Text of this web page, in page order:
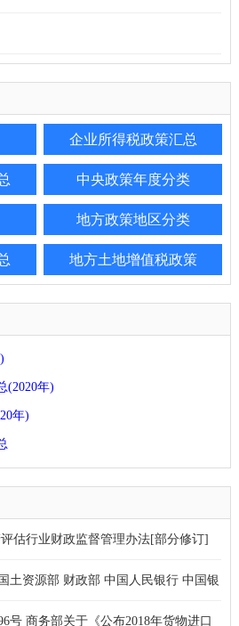
企业所得税政策汇总
中央政策年度分类
地方政策地区分类
地方土地增值税政策
(2020年)
年)
估行业财政监督管理办法[部分修订]
土资源部 财政部 中国人民银行 中国银
发《土地储备管理办法》的通知
号 商务部关于《公布2018年货物进口